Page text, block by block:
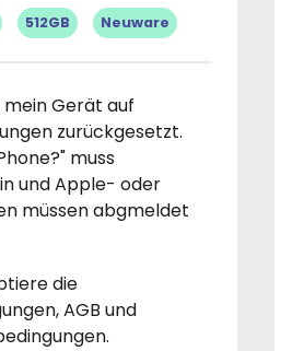
512GB Neuware
Gerät auf
zurückgesetzt.
muss
und Apple- oder
müssen abgmeldet
die
AGB und